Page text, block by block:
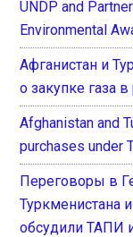
UNDP and
Environmental
Афганистан и
о закупке газа
Afghanistan and
purchases under
Переговоры в
Туркменистана
обсудили ТАПИ